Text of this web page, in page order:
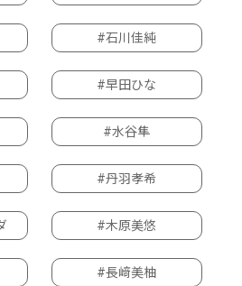
#石川佳純
#早田ひな
#水谷隼
#丹羽孝希
#木原美悠
#長﨑美柚